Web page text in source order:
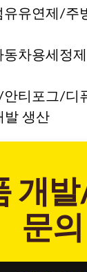
유연제/주
동차용세정
티포그/디
발 생산
개
문의